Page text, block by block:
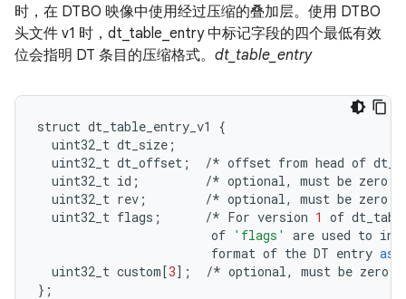
时，在 DTBO 映像中使用经过压缩的叠加层。使用 DTBO
头文件 v1 时，dt_table_entry 中标记字段的四个最低有效
位会指明 DT 条目的压缩格式。 dt_table_entry
struct dt_table_entry_v1
{
uint32_t dt_size ;
uint32_t dt_offset ; /* offset from head of
uint32_t id ; /* optional , must be zero
uint32_t rev ; /* optional , must be zero
uint32_t flags ; /* For version 1 of
of 'flags' are used to
format of the DT entry as
uint32_t custom[3]; /* optional , must be zero
};